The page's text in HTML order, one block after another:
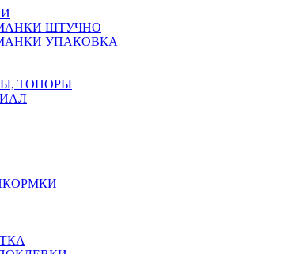
ШТУЧНО
УПАКОВКА
ТОПОРЫ